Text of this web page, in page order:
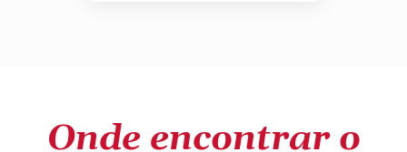
Onde encontrar o